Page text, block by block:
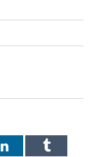
LinkedInTumblr